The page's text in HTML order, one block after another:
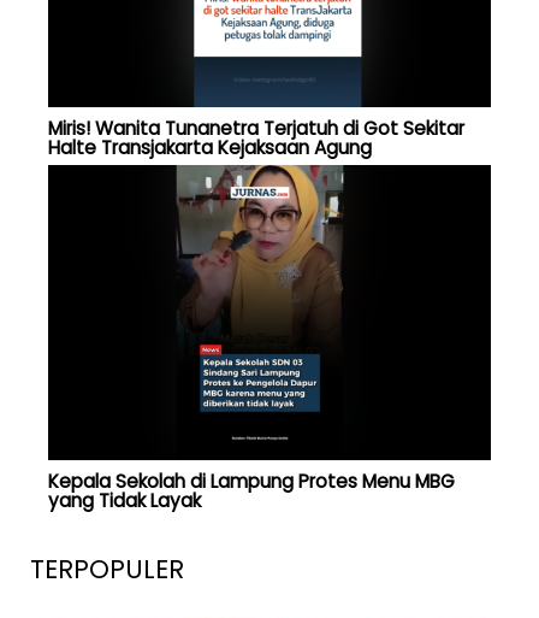
Miris! Wanita Tunanetra Terjatuh di Got Sekitar
Halte Transjakarta Kejaksaan Agung
Kepala Sekolah di Lampung Protes Menu MBG
yang Tidak Layak
TERPOPULER